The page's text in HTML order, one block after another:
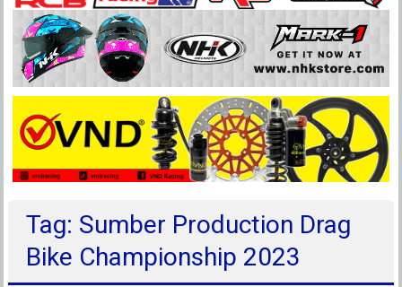
Tag: Sumber Production Drag
Bike Championship 2023